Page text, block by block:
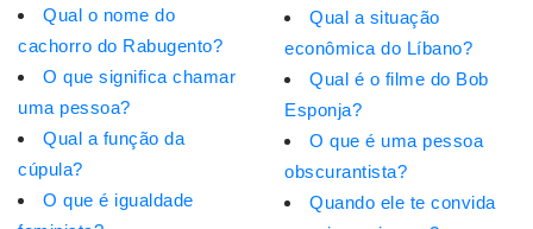
Qual o nome do
cachorro do Rabugento?
O que significa chamar
uma pessoa?
Qual a função da
cúpula?
O que é igualdade
Qual a situação
econômica do Líbano?
Qual é o filme do Bob
Esponja?
O que é uma pessoa
obscurantista?
Quando ele te convida